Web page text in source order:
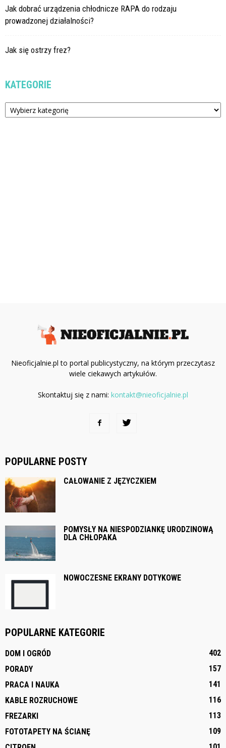
Jak dobrać urządzenia chłodnicze RAPA do rodzaju
prowadzonej działalności?
Jak się ostrzy frez?
KATEGORIE
Kategorie
Nieoficjalnie.pl to portal publicystyczny, na którym przeczytasz
wiele ciekawych artykułów.
Skontaktuj się z nami: kontakt@nieoficjalnie.pl
POPULARNE POSTY
CAŁOWANIE Z JĘZYCZKIEM
POMYSŁY NA NIESPODZIANKĘ URODZINOWĄ
DLA CHŁOPAKA
NOWOCZESNE EKRANY DOTYKOWE
POPULARNE KATEGORIE
DOM I OGRÓD
402
PORADY
157
PRACA I NAUKA
141
KABLE ROZRUCHOWE
116
FREZARKI
113
FOTOTAPETY NA ŚCIANĘ
109